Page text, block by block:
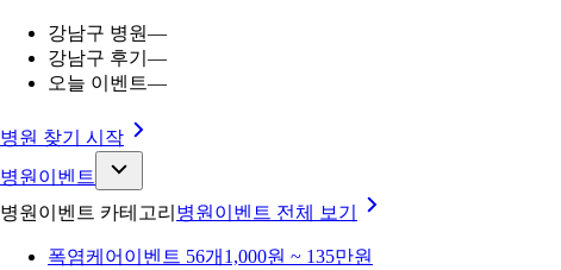
강남구 병원—
강남구 후기 —
오늘 이벤트—
병원 찾기 시작
병원이벤트
병원이벤트 카테고리 병원이벤트 전체 보기
폭염케어 이벤트 56개 1,000원 ~ 135만원